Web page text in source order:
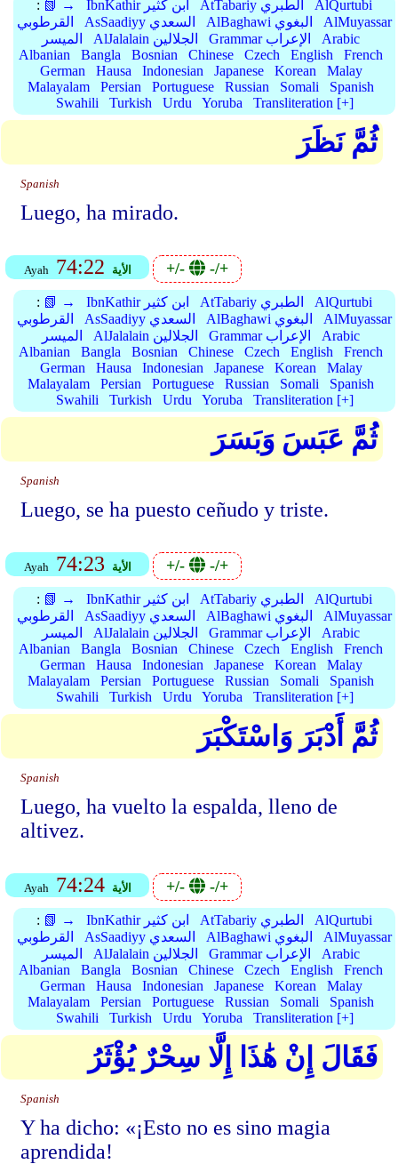
: 📗 → IbnKathir ابن كثير AtTabariy الطبري
AlQurtubi
القرطوبي
AsSaadiyy السعدي AlBaghawi البغوي
AlMuyassar
الميسر
AlJalalain الجلالين Grammar الإعراب
Arabic
Albanian
Bangla Bosnian Chinese Czech English
French
German
Hausa Indonesian Japanese Korean
Malay
Malayalam
Persian Portuguese Russian Somali
Spanish
Swahili
Turkish Urdu Yoruba Transliteration [+]
ثُمَّ نَظَرَ
Spanish
Luego, ha mirado.
Ayah 74:22 الأية +/- -/+
: 📗 → IbnKathir ابن كثير AtTabariy الطبري
AlQurtubi
القرطوبي
AsSaadiyy السعدي AlBaghawi البغوي
AlMuyassar
الميسر
AlJalalain الجلالين Grammar الإعراب
Arabic
Albanian
Bangla Bosnian Chinese Czech English
French
German
Hausa Indonesian Japanese Korean
Malay
Malayalam
Persian Portuguese Russian Somali
Spanish
Swahili
Turkish Urdu Yoruba Transliteration [+]
ثُمَّ عَبَسَ وَبَسَرَ
Spanish
Luego, se ha puesto ceñudo y triste.
Ayah 74:23 الأية +/- -/+
: 📗 → IbnKathir ابن كثير AtTabariy الطبري
AlQurtubi
القرطوبي
AsSaadiyy السعدي AlBaghawi البغوي
AlMuyassar
الميسر
AlJalalain الجلالين Grammar الإعراب
Arabic
Albanian
Bangla Bosnian Chinese Czech English
French
German
Hausa Indonesian Japanese Korean
Malay
Malayalam
Persian Portuguese Russian Somali
Spanish
Swahili
Turkish Urdu Yoruba Transliteration [+]
ثُمَّ أَدْبَرَ وَاسْتَكْبَرَ
Spanish
Luego, ha vuelto la espalda, lleno de
altivez.
Ayah 74:24 الأية +/- -/+
: 📗 → IbnKathir ابن كثير AtTabariy الطبري
AlQurtubi
القرطوبي
AsSaadiyy السعدي AlBaghawi البغوي
AlMuyassar
الميسر
AlJalalain الجلالين Grammar الإعراب
Arabic
Albanian
Bangla Bosnian Chinese Czech English
French
German
Hausa Indonesian Japanese Korean
Malay
Malayalam
Persian Portuguese Russian Somali
Spanish
Swahili
Turkish Urdu Yoruba Transliteration [+]
فَقَالَ إِنْ هَٰذَا إِلَّا سِحْرٌ يُؤْثَرُ
Spanish
Y ha dicho: «¡Esto no es sino magia
aprendida!